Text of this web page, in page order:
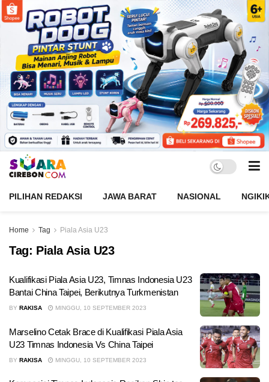
PILIHAN REDAKSI JAWA BARAT NASIONAL
Home Tag Piala Asia U23
Tag: Piala Asia U23
Kualifikasi Piala Asia U23, Timnas Indonesia U23
Bantai China Taipei, Berikutnya Turkmenistan
BY RAKISA MINGGU, 10 SEPTEMBER 2023
Marselino Cetak Brace di Kualifikasi Piala Asia
U23 Timnas Indonesia Vs China Taipei
BY RAKISA MINGGU, 10 SEPTEMBER 2023